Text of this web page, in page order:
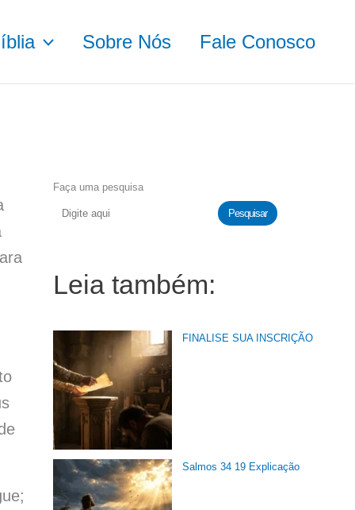
Sobre Nós Fale Conosco
Faça uma pesquisa
Pesquisar
Leia também:
FINALISE SUA INSCRIÇÃO
Salmos 34 19 Explicação